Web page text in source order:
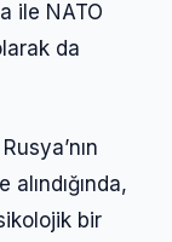
ile NATO
da
bir